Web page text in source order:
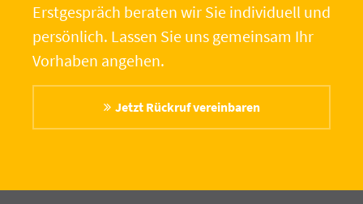
Erstgespräch beraten wir Sie individuell und
persönlich. Lassen Sie uns gemeinsam Ihr
Vorhaben angehen.
Jetzt Rückruf vereinbaren